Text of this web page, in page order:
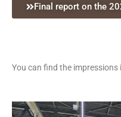
Final report on the
You can find the